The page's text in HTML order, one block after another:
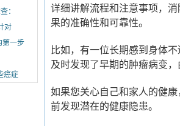
：
对
第一步
癌症
详细讲解流程和注意事项，
果的准确性和可靠性。
比如，有一位长期感到身体
及时发现了早期的肿瘤病变
如果您关心自己和家人的健
前发现潜在的健康隐患。